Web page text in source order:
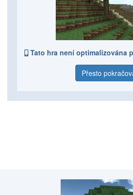
Tato hra není optimalizována
Přesto